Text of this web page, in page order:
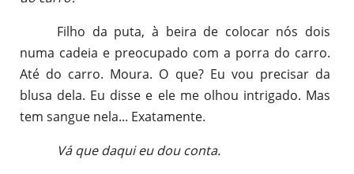
Filho da puta, à beira de colocar nós dois
numa cadeia e preocupado com a porra do carro.
Até do carro. Moura. O que? Eu vou precisar da
blusa dela. Eu disse e ele me olhou intrigado. Mas
tem sangue nela... Exatamente.
Vá que daqui eu dou conta.